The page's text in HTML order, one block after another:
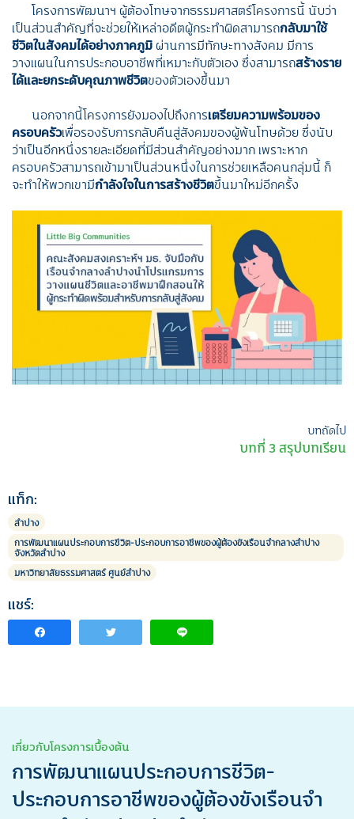
โครงการพัฒนาฯ ผู้ต้องโทษจากธรรมศาสตร์โครงการนี้ นับว่า
เป็นส่วนสำคัญที่จะช่วยให้เหล่าอดีตผู้กระทำผิดสามารถกลับมาใช้
ชีวิตในสังคมได้อย่างภาคภูมิผ่านการมีทักษะทางสังคม มีการ
วางแผนในการประกอบอาชีพที่เหมาะกับตัวเอง ซึ่งสามารถสร้างราย
ได้และยกระดับคุณภาพชีวิตของตัวเองขึ้นมา
นอกจากนี้โครงการยังมองไปถึงการเตรียมความพร้อมของ
ครอบครัวเพื่อรองรับการกลับคืนสู่สังคมของผู้พ้นโทษด้วย ซึ่งนับ
ว่าเป็นอีกหนึ่งรายละเอียดที่มีส่วนสำคัญอย่างมาก เพราะหาก
ครอบครัวสามารถเข้ามาเป็นส่วนหนึ่งในการช่วยเหลือคนกลุ่มนี้ ก็
จะทำให้พวกเขามีกำลังใจในการสร้างชีวิตขึ้นมาใหม่อีกครั้ง
เรื่อง
บทถัดไป
บทที่ 3 สรุปบทเรียน
แท็ก:
ลำปาง
การพัฒนาแผนประกอบการชีวิต-ประกอบการอาชีพของผู้ต้องขังเรือนจำกลางลำปาง
จังหวัดลำปาง
มหาวิทยาลัยธรรมศาสตร์ ศูนย์ลำปาง
แชร์:
เกี่ยวกับโครงการเบื้องต้น
การพัฒนาแผนประกอบการชีวิต-
ประกอบการอาชีพของผู้ต้องขังเรือนจำ